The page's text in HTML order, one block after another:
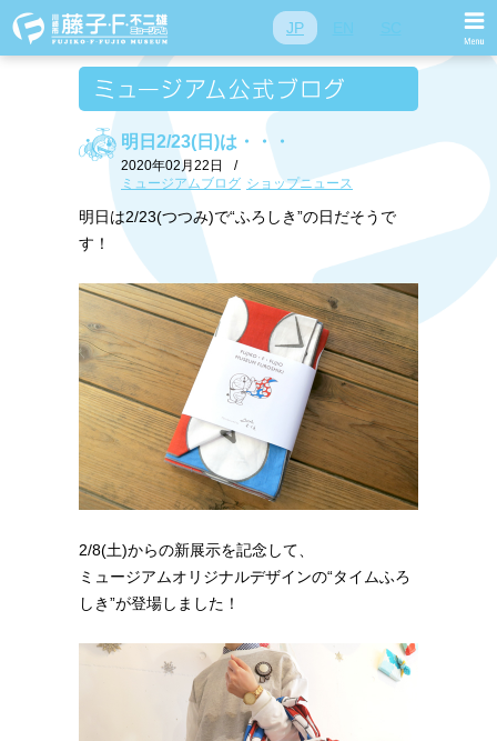
JP
明日2/23(日)は・・・
2020年02月22日
/
ミュージアムブログ ショップニュース
明日は2/23(つつみ)で“ふろしき”の日だそうで
す！
2/8(土)からの新展示を記念して、
ミュージアムオリジナルデザインの“タイムふろ
しき”が登場しました！